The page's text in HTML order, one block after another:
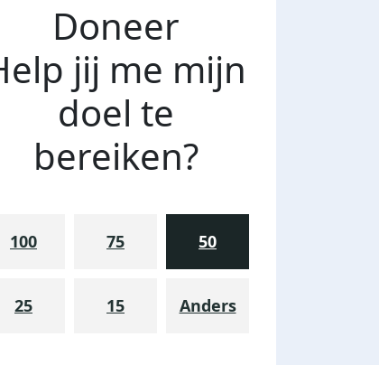
Doneer
jij me mijn
doel te
bereiken?
100 75 50
25 15 Anders